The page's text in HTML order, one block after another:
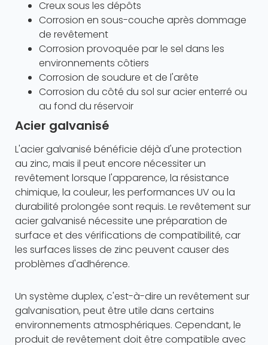
Creux sous les dépôts
Corrosion en sous-couche après dommage
de revêtement
Corrosion provoquée par le sel dans les
environnements côtiers
Corrosion de soudure et de l'arête
Corrosion du côté du sol sur acier enterré ou
au fond du réservoir
Acier galvanisé
L'acier galvanisé bénéficie déjà d'une protection
au zinc, mais il peut encore nécessiter un
revêtement lorsque l'apparence, la résistance
chimique, la couleur, les performances UV ou la
durabilité prolongée sont requis. Le revêtement sur
acier galvanisé nécessite une préparation de
surface et des vérifications de compatibilité, car
les surfaces lisses de zinc peuvent causer des
problèmes d'adhérence.
Un système duplex, c'est-à-dire un revêtement sur
galvanisation, peut être utile dans certains
environnements atmosphériques. Cependant, le
produit de revêtement doit être compatible avec